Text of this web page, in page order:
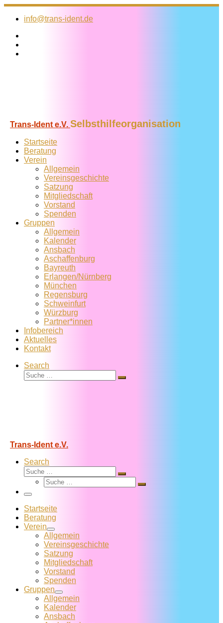
Zum
Inhalt
info@trans-ident.de
Trans-Ident e.V. Selbsthilfeorganisation
Startseite
Beratung
Verein
Allgemein
Vereins­geschichte
Satzung
Mitglied­schaft
Vorstand
Spenden
Gruppen
Allgemein
Kalender
Ansbach
Aschaffenburg
Bayreuth
Erlangen/Nürnberg
München
Regensburg
Schweinfurt
Würzburg
Partner*innen
Infobereich
Aktuelles
Kontakt
Search
Suche
Suche
Trans-Ident e.V.
Search
Suche
Suche
Suche
Suche
Menü
Startseite
Beratung
Verein
Allgemein
Vereins­geschichte
Satzung
Mitglied­schaft
Vorstand
Spenden
Gruppen
Allgemein
Kalender
Ansbach